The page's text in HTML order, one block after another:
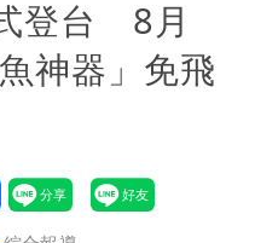
楷模
胎 4歲兒與老師一
航班3大注意事項快
紅揪聲明「疑點重
談現任優勢去哪？」
登台 8月
神器」免飛